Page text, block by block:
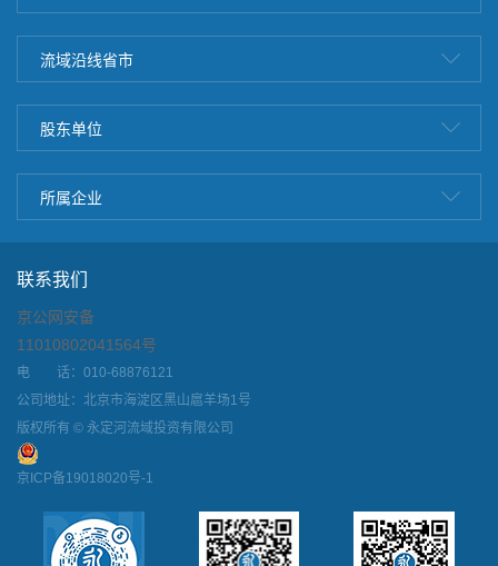
流域沿线省市
股东单位
所属企业
联系我们
京公网安备
11010802041564号
电 话：010-68876121
公司地址：北京市海淀区黑山扈羊场1号
版权所有 © 永定河流域投资有限公司
京ICP备19018020号-1